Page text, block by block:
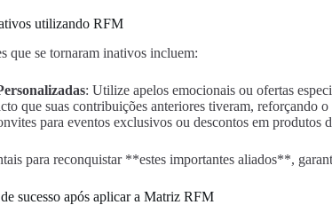
utilizando RFM
que se tornaram inativos incluem:
: Utilize apelos emocionais ou ofertas
que suas contribuições anteriores tiveram, reforçando o
para eventos exclusivos ou descontos em produtos
para reconquistar **estes importantes aliados**,
sucesso após aplicar a Matriz RFM